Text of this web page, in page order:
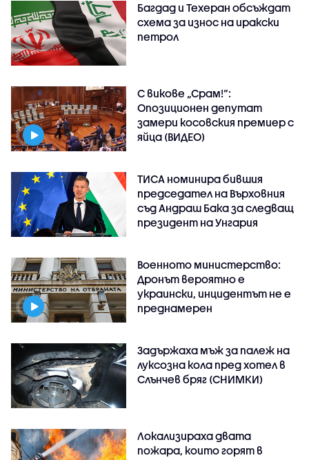
Багдад и Техеран обсъждат
схема за износ на иракски
петрол
С викове „Срам!“:
Опозиционен депутат
замери косовския премиер с
яйца (ВИДЕО)
ТИСА номинира бившия
председател на Върховния
съд Андраш Бака за следващ
президент на Унгария
Военното министерство:
Дронът вероятно е
украински, инцидентът не е
преднамерен
Задържаха мъж за палеж на
луксозна кола пред хотел в
Слънчев бряг (СНИМКИ)
Локализираха двата
пожара, които горят в